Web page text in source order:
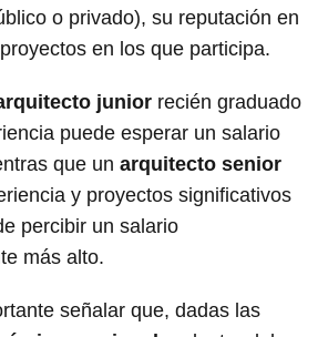
o privado), su reputación en
en los que participa.
junior recién graduado
puede esperar un salario
que un arquitecto senior
y proyectos significativos
percibir un salario
más alto.
señalar que, dadas las